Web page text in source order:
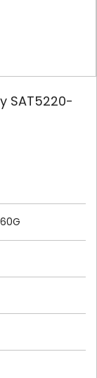
SAT5220-